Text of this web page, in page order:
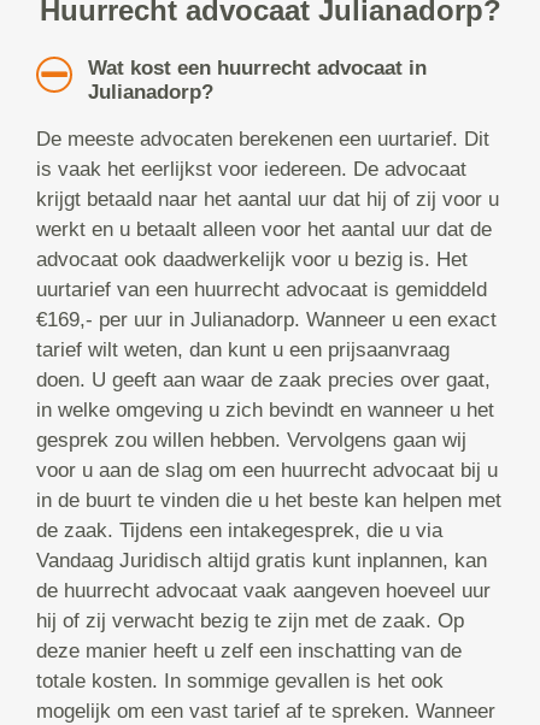
Huurrecht advocaat Julianadorp?
Wat kost een huurrecht advocaat in
Julianadorp?
De meeste advocaten berekenen een uurtarief. Dit
is vaak het eerlijkst voor iedereen. De advocaat
krijgt betaald naar het aantal uur dat hij of zij voor u
werkt en u betaalt alleen voor het aantal uur dat de
advocaat ook daadwerkelijk voor u bezig is. Het
uurtarief van een huurrecht advocaat is gemiddeld
€169,- per uur in Julianadorp. Wanneer u een exact
tarief wilt weten, dan kunt u een prijsaanvraag
doen. U geeft aan waar de zaak precies over gaat,
in welke omgeving u zich bevindt en wanneer u het
gesprek zou willen hebben. Vervolgens gaan wij
voor u aan de slag om een huurrecht advocaat bij u
in de buurt te vinden die u het beste kan helpen met
de zaak. Tijdens een intakegesprek, die u via
Vandaag Juridisch altijd gratis kunt inplannen, kan
de huurrecht advocaat vaak aangeven hoeveel uur
hij of zij verwacht bezig te zijn met de zaak. Op
deze manier heeft u zelf een inschatting van de
totale kosten. In sommige gevallen is het ook
mogelijk om een vast tarief af te spreken. Wanneer